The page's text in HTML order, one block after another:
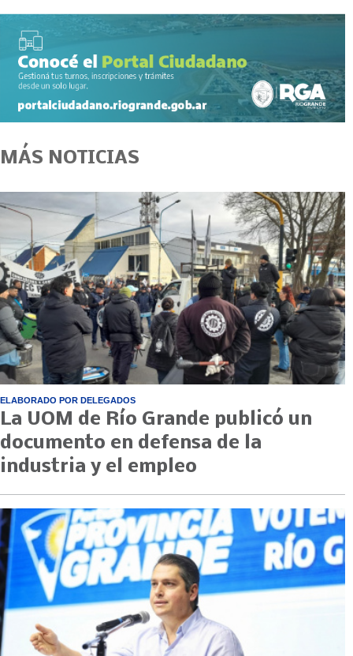
MÁS NOTICIAS
ELABORADO POR DELEGADOS
La UOM de Río Grande publicó un
documento en defensa de la
industria y el empleo